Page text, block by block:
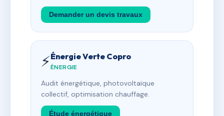
Demander un devis travaux
⚡Énergie Verte Copro
ÉNERGIE
Audit énergétique, photovoltaïque
collectif, optimisation chauffage.
Étude énergétique